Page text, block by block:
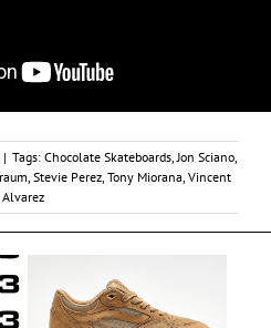
| Tags: Chocolate Skateboards, Jon Sciano,
Stevie Perez Tony Miorana Vincent
Alvarez